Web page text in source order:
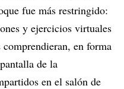
fue más restringido:
y ejercicios virtuales
en forma
de la
en el salón de